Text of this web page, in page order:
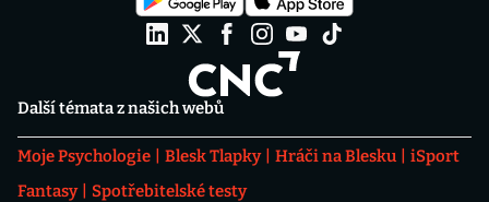
Další témata z našich webů
Moje Psychologie Blesk Tlapky Hráči na Blesku
iSport
Fantasy
Spotřebitelské testy